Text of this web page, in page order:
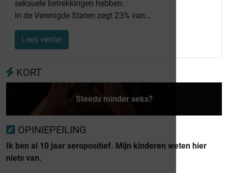
seksuele betrekkingen hebben.
In de Verenigde Staten zegt 23% van...
Lees verder
KORT
Steeds minder seks?
OPINIEPEILING
Ik ben al 10 jaar seropositief. Mijn kinderen weten hier
niets van.